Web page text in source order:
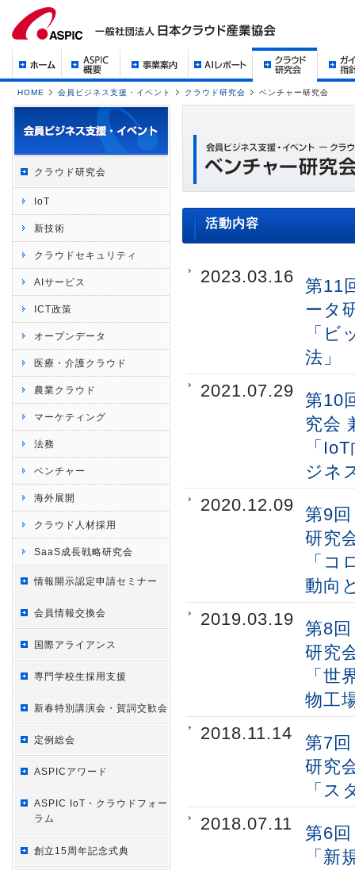
HOME 会員ビジネス支援・イベント クラウド研究会 ベンチャー研究会
クラウド研究会
IoT
新技術
クラウドセキュリティ
AIサービス
ICT政策
オープンデータ
医療・介護クラウド
農業クラウド
マーケティング
法務
ベンチャー
海外展開
クラウド人材採用
SaaS成長戦略研究会
情報開示認定申請セミナー
会員情報交換会
国際アライアンス
専門学校生採用支援
新春特別講演会・賀詞交歓会
定例総会
ASPICアワード
ASPIC IoT・クラウドフォー
ラム
創立15周年記念式典
活動内容
2023.03.16 第11
ータ
「
法」
2021.07.29 第10
究会
「
ジネ
2020.12.09 第9
研究
「
動向
2019.03.19 第8
研究
「
物工
2018.11.14
第7
研究
「
2018.07.11
第6
「